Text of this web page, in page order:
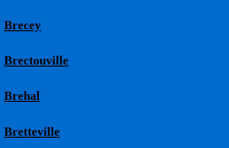
Brecey
Brectouville
Brehal
Bretteville